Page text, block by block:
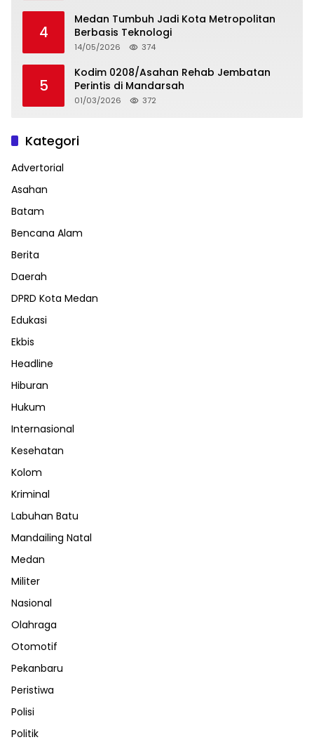
4
Medan Tumbuh Jadi Kota Metropolitan
Berbasis Teknologi
14/05/2026 374
5
Kodim 0208/Asahan Rehab Jembatan
Perintis di Mandarsah
01/03/2026 372
Kategori
Advertorial
Asahan
Batam
Bencana Alam
Berita
Daerah
DPRD Kota Medan
Edukasi
Ekbis
Headline
Hiburan
Hukum
Internasional
Kesehatan
Kolom
Kriminal
Labuhan Batu
Mandailing Natal
Medan
Militer
Nasional
Olahraga
Otomotif
Pekanbaru
Peristiwa
Polisi
Politik